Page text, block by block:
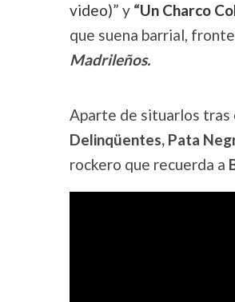
video)” y “Un Charco
que suena barrial,
Madrileños.
Aparte de situarlos tras
Delinqüentes, Pata
rockero que recuerda a